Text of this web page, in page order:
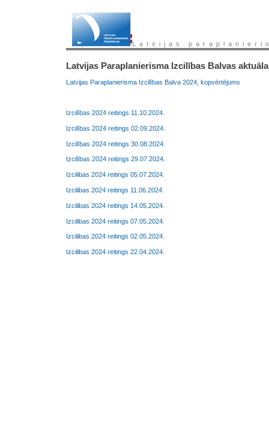
Latvijas
Latvijas Paraplanierisma Izcilības Balvas
Latvijas Paraplanierisma Izcilības Balva 2024, kopvērtējums
Izcilības 2024 reitings 11.10.2024.
Izcilības 2024 reitings 02.09.2024.
Izcilības 2024 reitings 30.08.2024.
Izcilības 2024 reitings 29.07.2024.
Izcilibas 2024 reitings 05.07.2024.
Izcilibas 2024 reitings 11.06.2024.
Izcilibas 2024 reitings 14.05.2024.
Izcilibas 2024 reitings 07.05.2024.
Izcilibas 2024 reitings 02.05.2024.
Izcilibas 2024 reitings 22.04.2024.